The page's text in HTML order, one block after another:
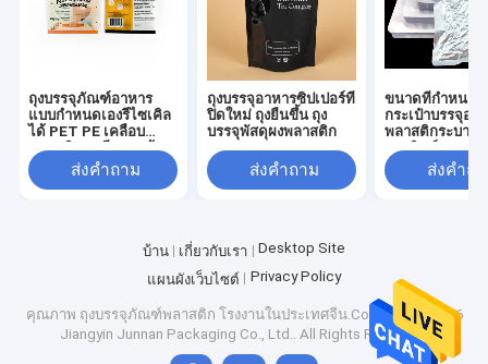
เกี่ยวกับเรา
ถุงบรรจุภัณฑ์อาหาร
แบบกำหนดเองรีไซเคิล
ได้ PET PE เคลือบ
พลาสติก ถุงซีลสามด้าน
ถุงบรรจุภัณฑ์พลาสติก
ถุงขนม
ส่งคำถาม
ถุงบรรจุอาหารซิปเปอร์ที่
ปิดใหม่ ถุงยืนขึ้น ถุง
บรรจุพัสดุผงพลาสติก
ส่งคำถาม
ขนาดที่กําหนดเ
กระเป๋าบรรจุอา
พลาสติกระบาย
การพิมพ์แบบห
ส่งคำถ
Jiangyin Junnan Packaging Co., Ltd. เป็นบริษัทการค้ามืออาชีพที่มี
ความซื่อสัตย์ เรามีโรงงานแม่ที่ตั้งขึ้นในปี 1998 หลังจากการพัฒนา
อย่างมั่นคงมา 20 ปีโรงงานมีอุปกรณ์การผลิตครบถ้วน และ
เทคโนโลยีการผลิตที่วัยรุ่นบริษัทได้สร้างรูปแบบธุรกิจรวมการ
ออกแบบ, การผลิตและการขาย. ปัจจุบัน, มันมีเกือบ 200 ผู้ผลิตได้ก่อตั้ง
บ้าน เกี่ยวกับเรา
Desktop Site
แผนผังเว็บไซต์
Privacy Policy
คุณภาพ ถุงบรรจุภัณฑ์พลาสติก โรงงานในประเทศจีน.Copyright © 2026
Jiangyin Junnan Packaging Co., Ltd.. All Rights Reserved.